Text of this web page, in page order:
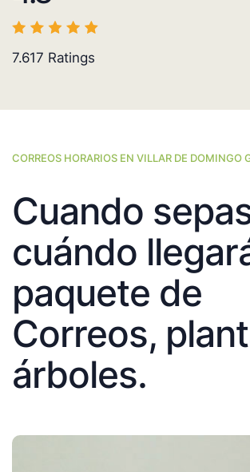
7.617 Ratings
CORREOS HORARIOS EN VILLAR DE DOMINGO
Cuando
cuándo
paquete de
Correos,
árboles.